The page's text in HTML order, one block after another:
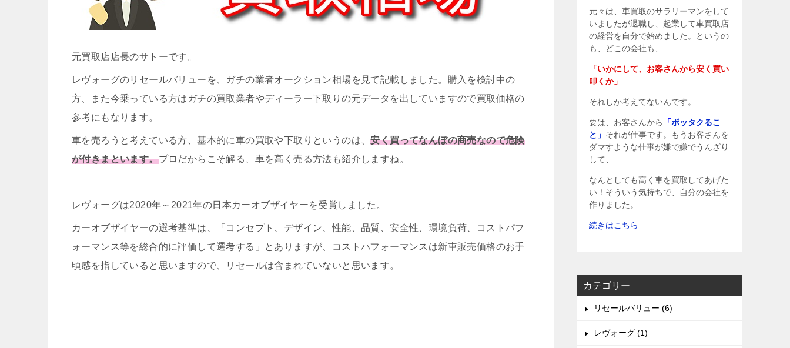
元買取店店長のサトーです。
レヴォーグのリセールバリューを、ガチの業者オークション相場を見て記載しました。購入を検討中の
方、また今乗っている方はガチの買取業者やディーラー下取りの元データを出していますので買取価格の
参考にもなります。
車を売ろうと考えている方、基本的に車の買取や下取りというのは、安く買ってなんぼの商売なので危険
が付きまといます。プロだからこそ解る、車を高く売る方法も紹介しますね。
レヴォーグは2020年～2021年の日本カーオブザイヤーを受賞しました。
カーオブザイヤーの選考基準は、「 コンセプト、デザイン、性能、品質、安全性、環境負荷、コストパフ
ォーマンス等を総合的に評価して選考する」とありますが、
コストパフォーマンスは新車販売価格のお手
頃感を指していると思いますので、リセールは含まれていないと思います。
元々は、車買取のサラリーマンをして
いましたが退職し、起業して車買取店
の経営を自分で始めました。というの
も、どこの会社も、
「いかにして、お客さんから安く買い
叩くか」
それしか考えてないんです。
要は、お客さんから 「ボッタクるこ
と」 それが仕事です。もうお客さんを
ダマすような仕事が嫌で嫌でうんざり
して、
なんとしても高く車を買取してあげた
い！そういう気持ちで、自分の会社を
作りました。
続きはこちら
カテゴリー
リセールバリュー (6)
レヴォーグ (1)